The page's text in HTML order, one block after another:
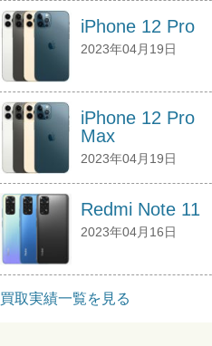
iPhone 12 Pro
2023年04月19日
iPhone 12 Pro
Max
2023年04月19日
Redmi Note 11
2023年04月16日
買取実績一覧を見る